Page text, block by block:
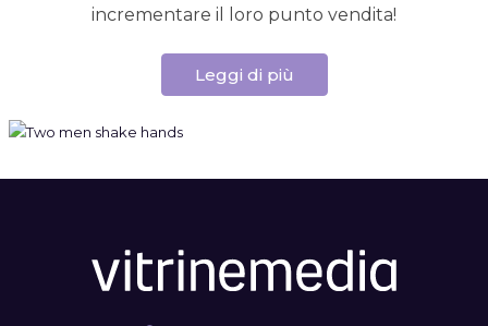
incrementare il loro punto vendita!
Leggi di più